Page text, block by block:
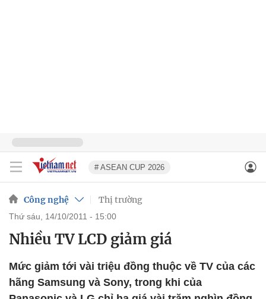
# ASEAN CUP 2026
Công nghệ Thị trường
thứ sáu, 14/10/2011 - 15:00
Nhiều TV LCD giảm giá
Mức giảm tới vài triệu đồng thuộc về TV của các
hãng Samsung và Sony, trong khi của